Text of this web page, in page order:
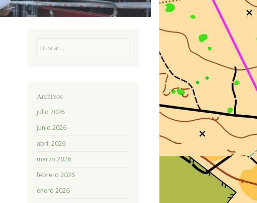
Archivos
julio 2026
junio 2026
abril 2026
marzo 2026
febrero 2026
enero 2026